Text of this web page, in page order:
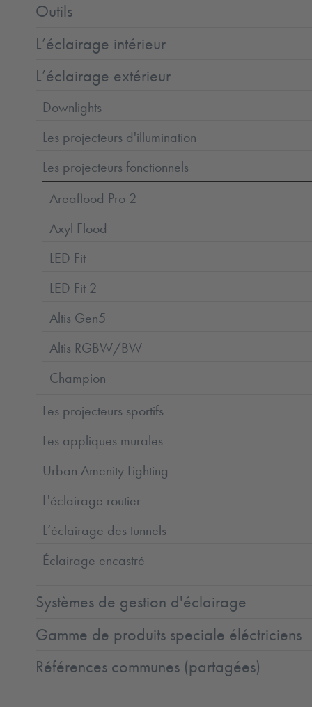
Outils
L’éclairage intérieur
L’éclairage extérieur
Downlights
Les projecteurs d'illumination
Les projecteurs fonctionnels
Areaflood Pro 2
Axyl Flood
LED Fit
LED Fit 2
Altis Gen5
Altis RGBW/BW
Champion
Les projecteurs sportifs
Les appliques murales
Urban Amenity Lighting
L'éclairage routier
L’éclairage des tunnels
Éclairage encastré
Systèmes de gestion d'éclairage
Gamme de produits speciale éléctriciens
Références communes (partagées)